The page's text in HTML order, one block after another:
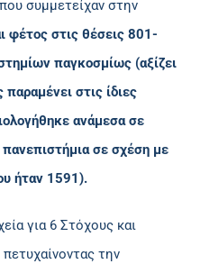
συμμετείχαν στην
φέτος στις θέσεις 801-
παγκοσμίως (αξίζει
στις ίδιες
ανάμεσα σε
σε σχέση με
ήταν 1591).
για 6 Στόχους και
την